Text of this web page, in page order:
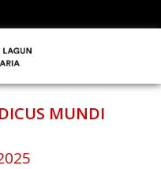
MUNDI